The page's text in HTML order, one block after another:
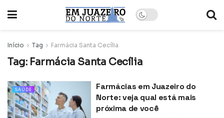
Início Tag Farmácia Santa Cecília
Tag: Farmácia Santa Cecília
SAÚDE
Farmácias em Juazeiro do
Norte: veja qual está mais
próxima de você